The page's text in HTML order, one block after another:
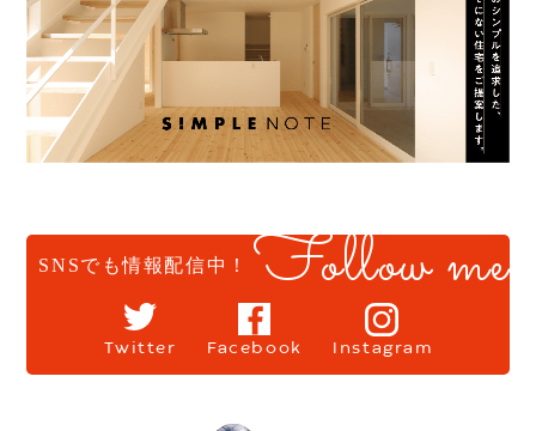
SNSでも情報配信中！ Follow me
Twitter Facebook Instagram